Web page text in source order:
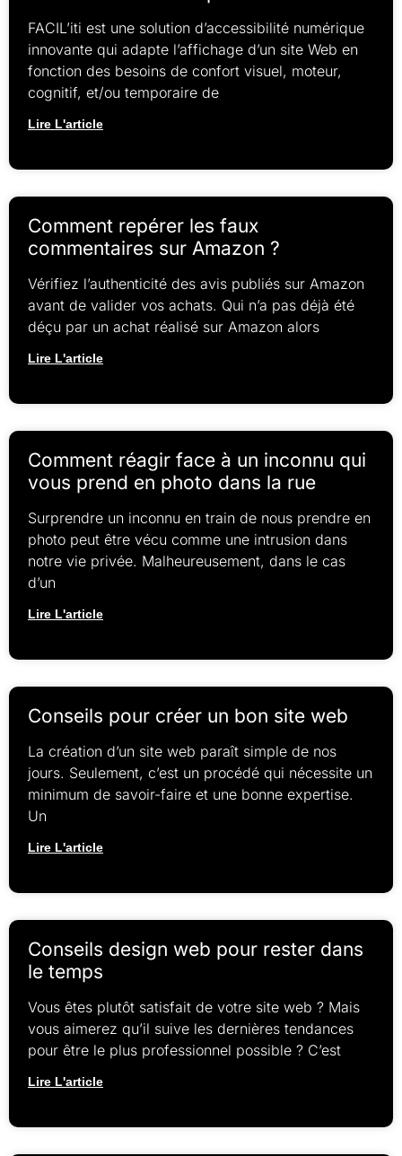
FACIL’iti est une solution d’accessibilité numérique
innovante qui adapte l’affichage d’un site Web en
fonction des besoins de confort visuel, moteur,
cognitif, et/ou temporaire de
Lire L'article
Comment repérer les faux
commentaires sur Amazon ?
Vérifiez l’authenticité des avis publiés sur Amazon
avant de valider vos achats. Qui n’a pas déjà été
déçu par un achat réalisé sur Amazon alors
Lire L'article
Comment réagir face à un inconnu qui
vous prend en photo dans la rue
Surprendre un inconnu en train de nous prendre en
photo peut être vécu comme une intrusion dans
notre vie privée. Malheureusement, dans le cas
d’un
Lire L'article
Conseils pour créer un bon site web
La création d’un site web paraît simple de nos
jours. Seulement, c’est un procédé qui nécessite un
minimum de savoir-faire et une bonne expertise.
Un
Lire L'article
Conseils design web pour rester dans
le temps
Vous êtes plutôt satisfait de votre site web ? Mais
vous aimerez qu’il suive les dernières tendances
pour être le plus professionnel possible ? C’est
Lire L'article